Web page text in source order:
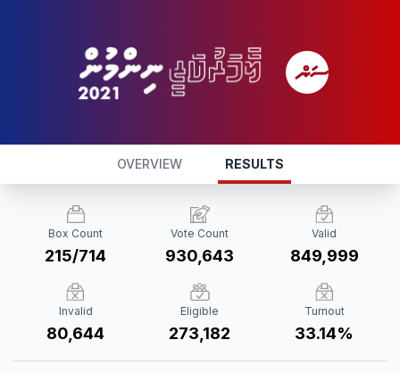
RESULTS
OVERVIEW
Box Count
215/714
Vote Count
930,643
Valid
849,999
Invalid
80,644
Eligible
273,182
Turnout
33.14%